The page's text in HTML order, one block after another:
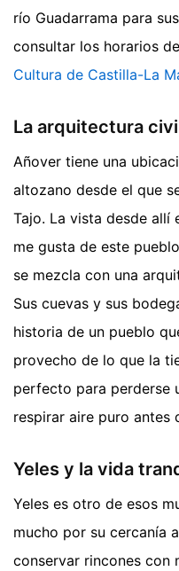
río Guadarrama para
consultar los horarios
Cultura de Castilla-La
La arquitectura
Añover tiene una
altozano desde el que
Tajo. La vista desde allí
me gusta de este
se mezcla con una
Sus cuevas y sus
historia de un pueblo
provecho de lo que la
perfecto para perderse
respirar aire puro antes
Yeles y la vida
Yeles es otro de esos
mucho por su cercanía
conservar rincones con